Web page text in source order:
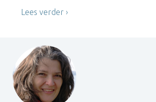
Lees verder